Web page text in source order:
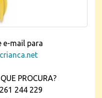
e-mail para
PROCURA?
244 229